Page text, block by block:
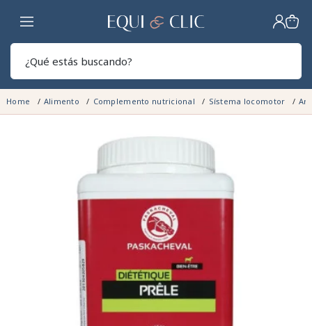
Hogar
Home Alimento Complemento nutricional Sístema locomotor